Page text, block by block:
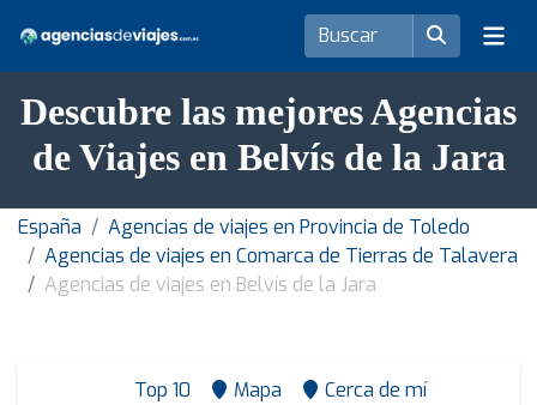
Descubre las mejores Agencias
de Viajes en Belvís de la Jara
España
Agencias de viajes en Provincia de Toledo
Agencias de viajes en Comarca de Tierras de Talavera
Agencias de viajes en Belvís de la Jara
Top 10 Mapa Cerca de mí